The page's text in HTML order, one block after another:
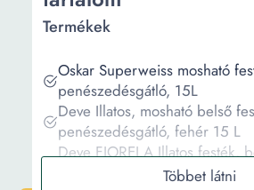
Termékek
Oskar Superweiss mosható
penészedésgátló, 15L
Deve Illatos, mosható belső
penészedésgátló, fehér 15 L
Deve FIORELA Illatos festék,
penészedésgátló, 10 L, fehér